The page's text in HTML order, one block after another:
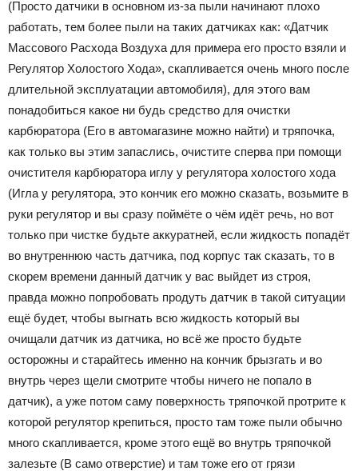
(Просто датчики в основном из-за пыли начинают плохо
работать, тем более пыли на таких датчиках как: «Датчик
Массового Расхода Воздуха для примера его просто взяли и
Регулятор Холостого Хода», скапливается очень много после
длительной эксплуатации автомобиля), для этого вам
понадобиться какое ни будь средство для очистки
карбюратора (Его в автомагазине можно найти) и тряпочка,
как только вы этим запаслись, очистите сперва при помощи
очистителя карбюратора иглу у регулятора холостого хода
(Игла у регулятора, это кончик его можно сказать, возьмите в
руки регулятор и вы сразу поймёте о чём идёт речь, но вот
только при чистке будьте аккуратней, если жидкость попадёт
во внутреннюю часть датчика, под корпус так сказать, то в
скорем времени данный датчик у вас выйдет из строя,
правда можно попробовать продуть датчик в такой ситуации
ещё будет, чтобы выгнать всю жидкость который вы
очищали датчик из датчика, но всё же просто будьте
осторожны и старайтесь именно на кончик брызгать и во
внутрь через щели смотрите чтобы ничего не попало в
датчик), а уже потом саму поверхность тряпочкой протрите к
которой регулятор крепиться, просто там тоже пыли обычно
много скапливается, кроме этого ещё во внутрь тряпочкой
залезьте (В само отверстие) и там тоже его от грязи